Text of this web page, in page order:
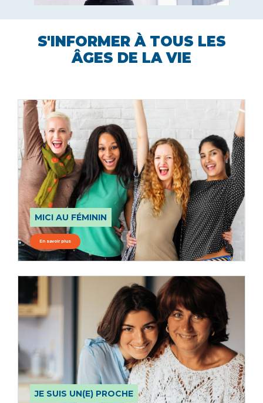
S'INFORMER À TOUS LES
ÂGES DE LA VIE
MICI AU FÉMININ
En savoir plus
JE SUIS UN(E) PROCHE